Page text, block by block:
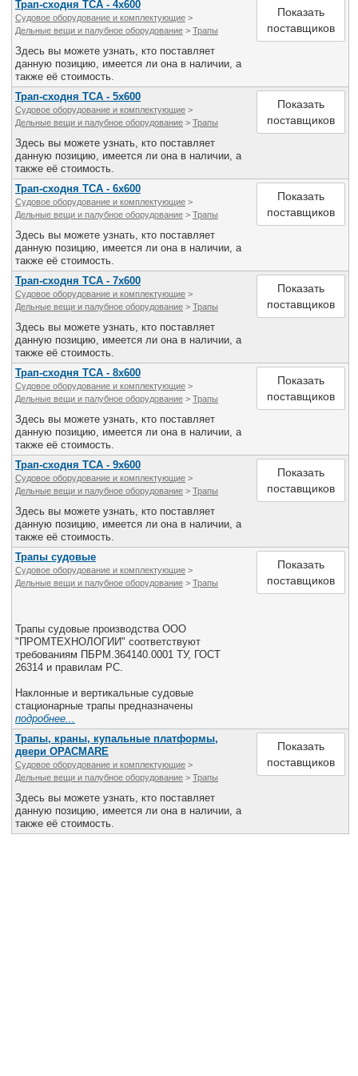
Трап-сходня ТСА - 4х600
Судовое оборудование и комплектующие >
Дельные вещи и палубное оборудование > Трапы
Здесь вы можете узнать, кто поставляет
данную позицию, имеется ли она в наличии, а
также её стоимость.
Показать
поставщиков
Трап-сходня ТСА - 5х600
Судовое оборудование и комплектующие >
Дельные вещи и палубное оборудование > Трапы
Здесь вы можете узнать, кто поставляет
данную позицию, имеется ли она в наличии, а
также её стоимость.
Показать
поставщиков
Трап-сходня ТСА - 6х600
Судовое оборудование и комплектующие >
Дельные вещи и палубное оборудование > Трапы
Здесь вы можете узнать, кто поставляет
данную позицию, имеется ли она в наличии, а
также её стоимость.
Показать
поставщиков
Трап-сходня ТСА - 7х600
Судовое оборудование и комплектующие >
Дельные вещи и палубное оборудование > Трапы
Здесь вы можете узнать, кто поставляет
данную позицию, имеется ли она в наличии, а
также её стоимость.
Показать
поставщиков
Трап-сходня ТСА - 8х600
Судовое оборудование и комплектующие >
Дельные вещи и палубное оборудование > Трапы
Здесь вы можете узнать, кто поставляет
данную позицию, имеется ли она в наличии, а
также её стоимость.
Показать
поставщиков
Трап-сходня ТСА - 9х600
Судовое оборудование и комплектующие >
Дельные вещи и палубное оборудование > Трапы
Здесь вы можете узнать, кто поставляет
данную позицию, имеется ли она в наличии, а
также её стоимость.
Показать
поставщиков
Трапы судовые
Судовое оборудование и комплектующие >
Дельные вещи и палубное оборудование > Трапы
Трапы судовые производства ООО
"ПРОМТЕХНОЛОГИИ" соответствуют
требованиям ПБРМ.364140.0001 ТУ, ГОСТ
26314 и правилам РС.
Наклонные и вертикальные судовые
стационарные трапы предназначены
подробнее...
Показать
поставщиков
Трапы, краны, купальные платформы,
двери OPACMARE
Судовое оборудование и комплектующие >
Дельные вещи и палубное оборудование > Трапы
Здесь вы можете узнать, кто поставляет
данную позицию, имеется ли она в наличии, а
также её стоимость.
Показать
поставщиков